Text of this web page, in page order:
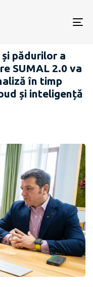
pădurilor a
SUMAL 2.0 va
în timp
și inteligență